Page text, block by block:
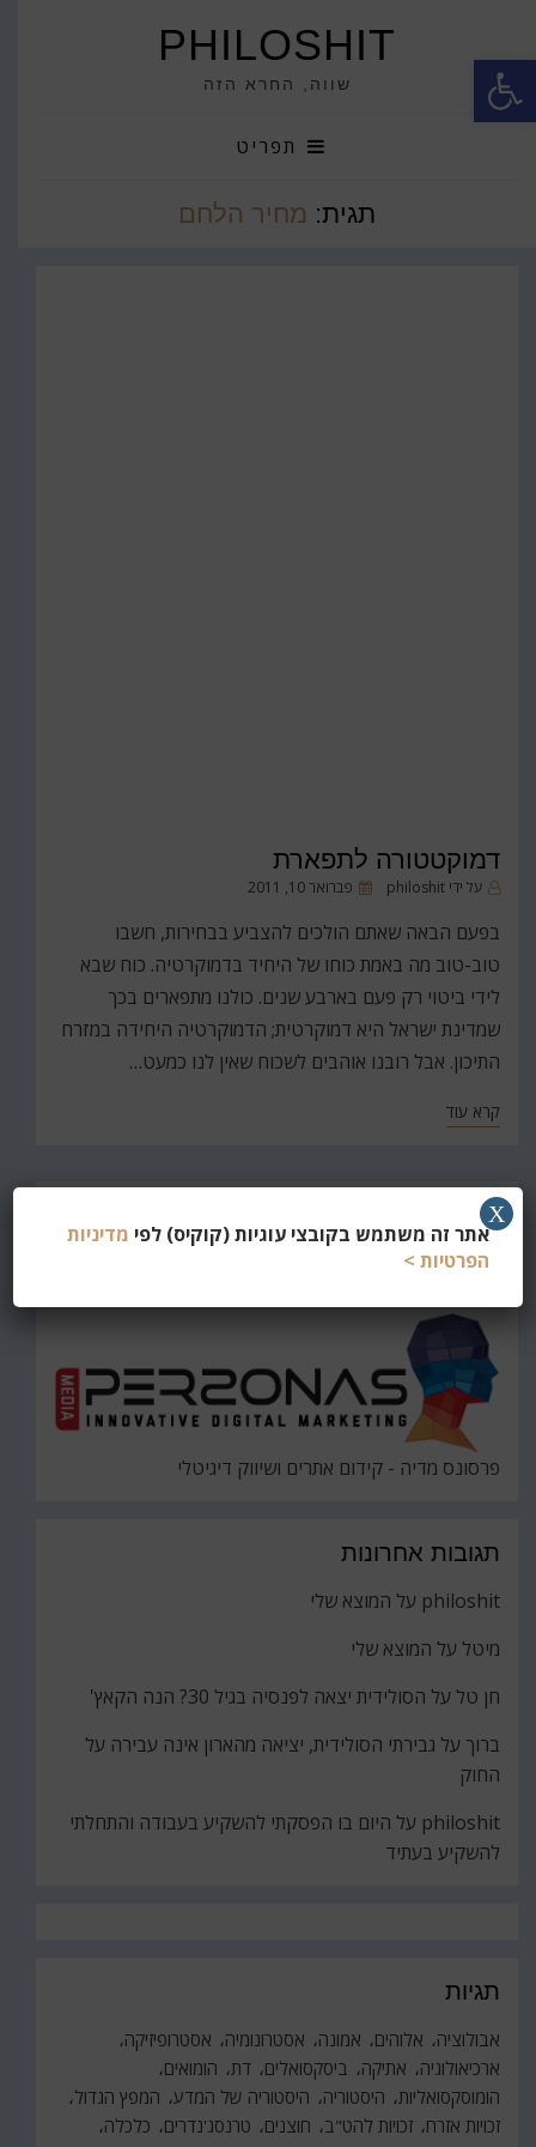
פתח סרגל נגישות PHILOSHIT
שווה, החרא הזה
תפריט
תגית: מחיר הלחם
דמוקטטורה לתפארת
על ידי philoshit
פורסםפברואר 10, 2011
בפעם הבאה שאתם הולכים להצביע בבחירות, חשבו
טוב-טוב מה באמת כוחו של היחיד בדמוקרטיה. כוח שבא
לידי ביטוי רק פעם בארבע שנים. כולנו מתפארים בכך
שמדינת ישראל היא דמוקרטית; הדמוקרטיה היחידה במזרח
התיכון. אבל רובנו אוהבים לשכוח שאין לנו כמעט…
קרא עוד
חפש
את
פרסונס מדיה - קידום אתרים ושיווק דיגיטלי
תגובות אחרונות
philoshit על המוצא שלי
מיטל על המוצא שלי
חן טל על הסולידית יצאה לפנסיה בגיל 30? הנה הקאץ'
ברוך על גבירתי הסולידית, יציאה מהארון אינה עבירה על
החוק
philoshit על היום בו הפסקתי להשקיע בעבודה והתחלתי
להשקיע בעתיד
תגיות
אבולוציה אלוהים אמונה אסטרונומיה
אסטרופיזיקה
ארכיאולוגיה
אתיקה ביסקסואלים דת הומואים
הומוסקסואליות היסטוריה היסטוריה של המדע המפץ הגדול
זכויות אזרח זכויות להט"ב חוצנים טרנסג'נדרים
כלכלה
אתר זה משתמש בקובצי עוגיות (קוקיס) לפי מדיניות
הפרטיות >
X